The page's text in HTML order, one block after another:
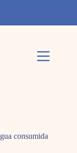
consumida